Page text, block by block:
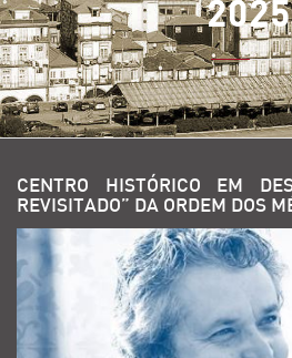
2025
CENTRO HISTÓRICO EM
REVISITADO” DA ORDEM DOS